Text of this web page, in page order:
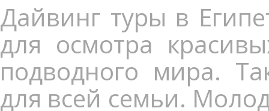
Дайвинг туры в
для осмотра
подводного мира.
для всей семьи.